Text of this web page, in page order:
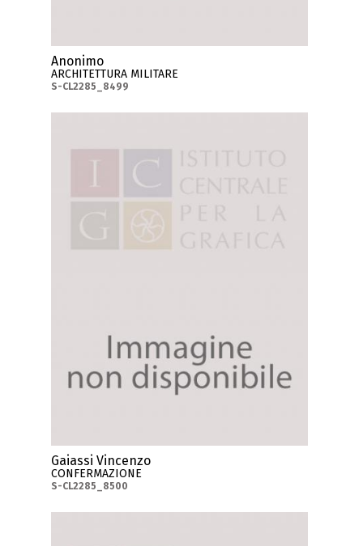
Anonimo
ARCHITETTURA MILITARE
S-CL2285_8499
Gaiassi Vincenzo
CONFERMAZIONE
S-CL2285_8500